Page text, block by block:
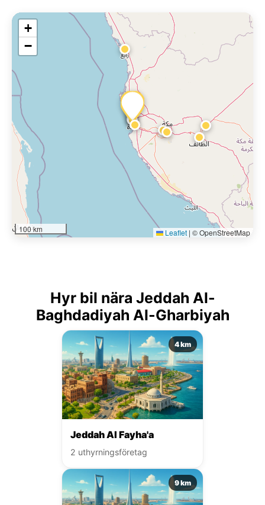
+
−
100 km Leaflet | © OpenStreetMap
Hyr bil nära Jeddah Al-
Baghdadiyah Al-Gharbiyah
4 km
Jeddah Al Fayha'a
2 uthyrningsföretag
9 km